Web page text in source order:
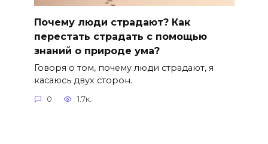
Почему люди страдают? Как
перестать страдать с помощью
знаний о природе ума?
Говоря о том, почему люди страдают, я
касаюсь двух сторон.
0 1.7к.